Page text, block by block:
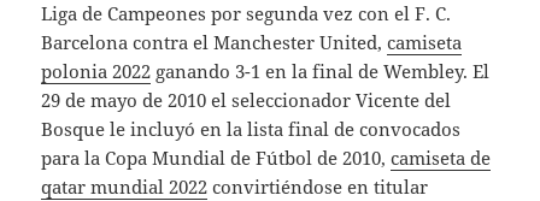
Liga de Campeones por segunda vez con el F. C.
Barcelona contra el Manchester United,camiseta
polonia 2022 ganando 3-1 en la final de Wembley. El
29 de mayo de 2010 el seleccionador Vicente del
Bosque le incluyó en la lista final de convocados
para la Copa Mundial de Fútbol de 2010,camiseta de
qatar mundial 2022 convirtiéndose en titular